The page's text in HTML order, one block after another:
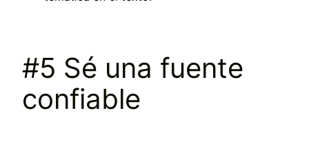
#5 Sé una fuente
confiable